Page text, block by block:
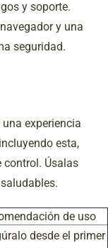
y soporte.
y una
seguridad.
experiencia
esta,
control. Úsalas
de uso
desde el primer